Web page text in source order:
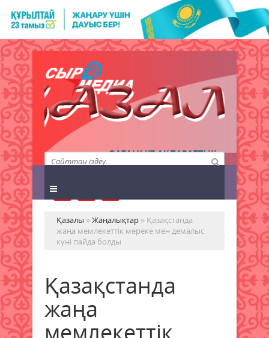
QAZALY.KZ АҚПАРАТТЫҚ
АГЕНТТІГІ
Қазалы »Жаңалықтар » Қазақстанда
жаңа мемлекеттік мереке мен демалыс
күні пайда болды
Қазақстанда
жаңа
мемлекеттік